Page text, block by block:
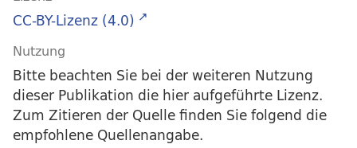
CC-BY-Lizenz (4.0)
Nutzung
Bitte beachten Sie bei der weiteren Nutzung
dieser Publikation die hier aufgeführte Lizenz.
Zum Zitieren der Quelle finden Sie folgend die
empfohlene Quellenangabe.